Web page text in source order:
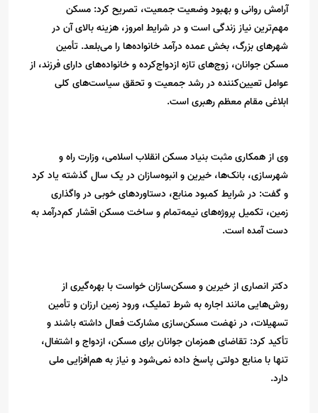
آرامش روانی و بهبود وضعیت جمعیت، تصریح کرد: مسکن
مهم‌ترین نیاز زندگی است و در شرایط امروز، هزینه بالای آن در
شهرهای بزرگ، بخش عمده درآمد خانواده‌ها را می‌بلعد. تأمین
مسکن جوانان، زوج‌های تازه ازدواج‌کرده و خانواده‌های دارای فرزند، از
عوامل تعیین‌کننده در رشد جمعیت و تحقق سیاست‌های کلی
ابلاغی مقام معظم رهبری است.
وی از همکاری مثبت بنیاد مسکن انقلاب اسلامی، وزارت راه و
شهرسازی، بانک‌ها، خیرین و انبوه‌سازان در یک سال گذشته یاد کرد
و گفت: در شرایط کمبود منابع، دستاوردهای خوبی در واگذاری
زمین، تکمیل پروژه‌های نیمه‌تمام و ساخت مسکن اقشار کم‌درآمد به
دست آمده است.
دکتر انصاری از خیرین و مسکن‌سازان خواست با بهره‌گیری از
روش‌هایی مانند اجاره به شرط تملیک، ورود زمین ارزان و تأمین
تسهیلات، در نهضت مسکن‌سازی مشارکت فعال داشته باشند و
تأکید کرد: تقاضای همزمان جوانان برای مسکن، ازدواج و اشتغال،
تنها با منابع دولتی پاسخ داده نمی‌شود و نیاز به هم‌افزایی ملی
دارد.